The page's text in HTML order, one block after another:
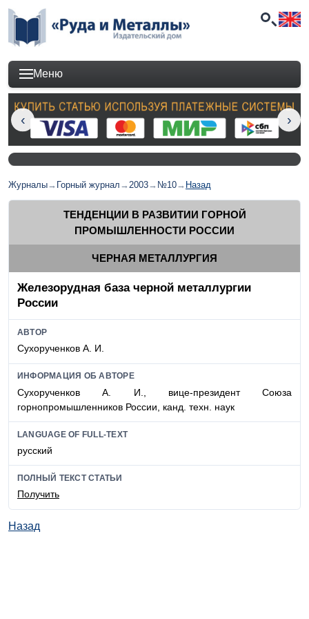
Меню
Журналы→ Горный журнал →2003→ №10→ Назад
ТЕНДЕНЦИИ В РАЗВИТИИ ГОРНОЙ
ПРОМЫШЛЕННОСТИ РОССИИ
ЧЕРНАЯ МЕТАЛЛУРГИЯ
Железорудная база черной металлургии
России
АВТОР
Сухорученков А. И.
ИНФОРМАЦИЯ ОБ АВТОРЕ
Сухорученков А. И., вице-президент Союза
горнопромышленников России, канд. техн. наук
LANGUAGE OF FULL-TEXT
русский
ПОЛНЫЙ ТЕКСТ СТАТЬИ
Получить
Назад